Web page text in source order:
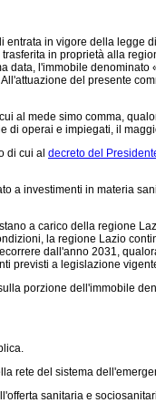
in vigore della
in proprietà alla
l'immobile
del presente
mede simo comma,
di operai e impiegati, il
di cui al decreto del
investimenti in materia
a carico della regione
la regione Lazio
dall'anno 2031,
previsti a legislazione
porzione dell'immobile
rete del sistema
sanitaria e